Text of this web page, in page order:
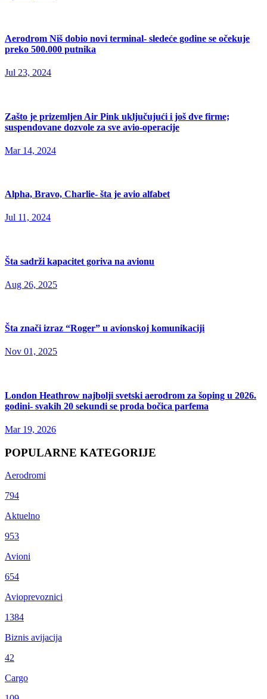
Aerodrom Niš dobio novi terminal- sledeće godine se očekuje
preko 500.000 putnika
Jul 23, 2024
Zašto je prizemljen Air Pink uključujući i još dve firme;
suspendovane dozvole za sve avio-operacije
Mar 14, 2024
Alpha, Bravo, Charlie- šta je avio alfabet
Jul 11, 2024
Šta sadrži kapacitet goriva na avionu
Aug 26, 2025
Šta znači izraz “Roger” u avionskoj komunikaciji
Nov 01, 2025
London Heathrow najbolji svetski aerodrom za šoping u 2026.
godini- svakih 20 sekundi se proda bočica parfema
Mar 19, 2026
POPULARNE KATEGORIJE
Aerodromi
794
Aktuelno
953
Avioni
654
Avioprevoznici
1384
Biznis avijacija
42
Cargo